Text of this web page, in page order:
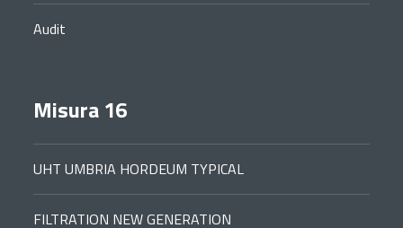
Audit
Misura 16
UHT UMBRIA HORDEUM TYPICAL
FILTRATION NEW GENERATION